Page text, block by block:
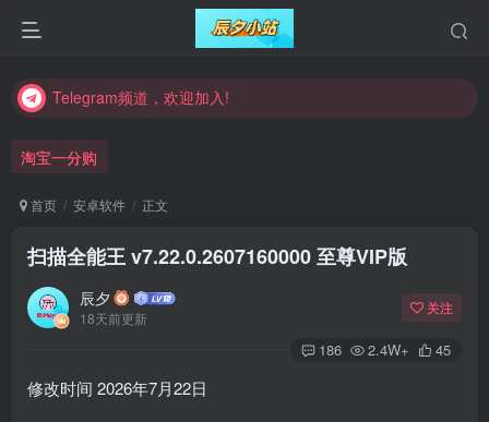
Telegram频道，欢迎加入!
Telegram频道，欢迎加入!
淘宝一分购
首页 安卓软件 正文
扫描全能王 v7.22.0.2607160000 至尊VIP版
辰夕
18天前更新
关注
186 2.4W+ 45
修改时间 2026年7月22日